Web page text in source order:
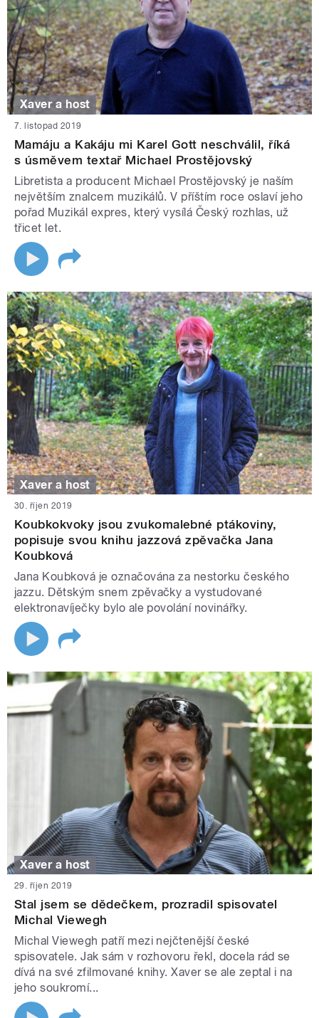
Xaver a host
7. listopad 2019
Mamáju a Kakáju mi Karel Gott neschválil, říká
s úsměvem textař Michael Prostějovský
Libretista a producent Michael Prostějovský je naším
největším znalcem muzikálů. V příštím roce oslaví jeho
pořad Muzikál expres, který vysílá Český rozhlas, už
třicet let.
Xaver a host
30. říjen 2019
Koubkokvoky jsou zvukomalebné ptákoviny,
popisuje svou knihu jazzová zpěvačka Jana
Koubková
Jana Koubková je označována za nestorku českého
jazzu. Dětským snem zpěvačky a vystudované
elektronavíječky bylo ale povolání novinářky.
Xaver a host
29. říjen 2019
Stal jsem se dědečkem, prozradil spisovatel
Michal Viewegh
Michal Viewegh patří mezi nejčtenější české
spisovatele. Jak sám v rozhovoru řekl, docela rád se
dívá na své zfilmované knihy. Xaver se ale zeptal i na
jeho soukromí...